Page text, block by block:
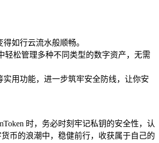
如行云流水般顺畅。
轻松管理多种不同类型的数字资产，无需
用功能，进一步筑牢安全防线，让你安
时，务必时刻牢记私钥的安全性，认
币的浪潮中，稳健前行，收获属于自己的